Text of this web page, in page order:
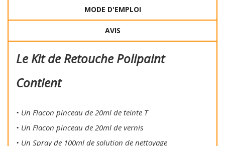
MODE D'EMPLOI
AVIS
Le Kit de Retouche Polipaint
Contient
• Un Flacon pinceau de 20ml de teinte T
• Un Flacon pinceau de 20ml de vernis
• Un Spray de 100ml de solution de nettoyage